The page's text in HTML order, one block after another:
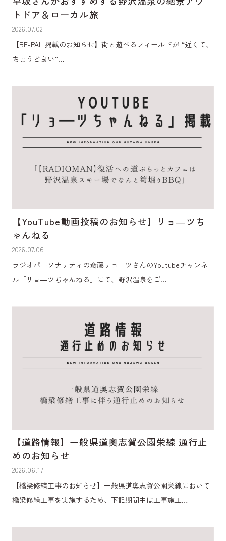
トドア＆ローカル旅
2026.07.02
【BE-PAL 掲載のお知らせ】街と遊べるフィールドが “近くて、
ちょうど良い”…
【YouTube動画投稿のお知らせ】リョ―ツち
ゃんねる
2026.07.06
ラジオパーソナリティの斎藤リョ―ツさんのYoutubeチャンネ
ル「リョ―ツちゃんねる」にて、野沢温泉をご…
【道路情報】一般県道奥志賀公園栄線 通行止
めのお知らせ
2026.06.17
【橋梁修繕工事のお知らせ】一般県道奥志賀公園栄線において
橋梁修繕工事を実施するため、下記期間中は工事施工…